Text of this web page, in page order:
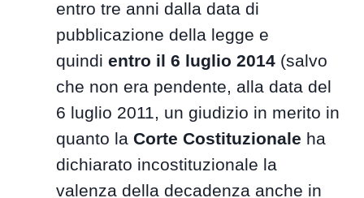
entro tre anni dalla data di
pubblicazione della legge e
quindientro il 6 luglio 2014 (salvo
che non era pendente, alla data del
6 luglio 2011, un giudizio in merito in
quanto laCorte Costituzionale ha
dichiarato incostituzionale la
valenza della decadenza anche in